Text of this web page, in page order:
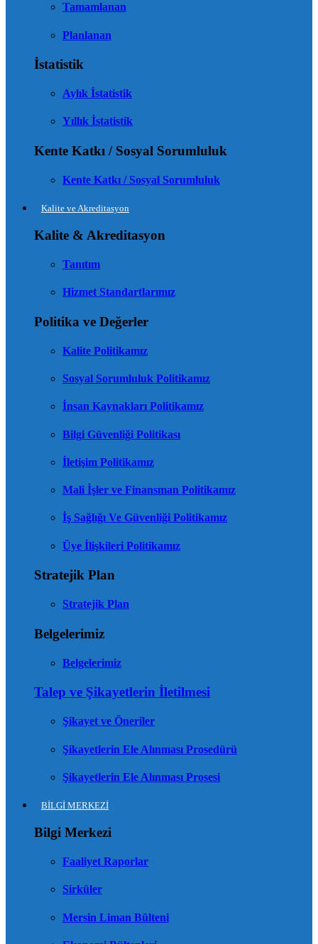
Tamamlanan
Planlanan
İstatistik
Aylık İstatistik
Yıllık İstatistik
Kente Katkı / Sosyal Sorumluluk
Kente Katkı / Sosyal Sorumluluk
Kalite ve Akreditasyon
Kalite & Akreditasyon
Tanıtım
Hizmet Standartlarımız
Politika ve Değerler
Kalite Politikamız
Sosyal Sorumluluk Politikamız
İnsan Kaynakları Politikamız
Bilgi Güvenliği Politikası
İletişim Politikamız
Mali İşler ve Finansman Politikamız
İş Sağlığı Ve Güvenliği Politikamız
Üye İlişkileri Politikamız
Stratejik Plan
Stratejik Plan
Belgelerimiz
Belgelerimiz
Talep ve Şikayetlerin İletilmesi
Şikayet ve Öneriler
Şikayetlerin Ele Alınması Prosedürü
Şikayetlerin Ele Alınması Prosesi
BİLGİ MERKEZİ
Bilgi Merkezi
Faaliyet Raporlar
Sirküler
Mersin Liman Bülteni